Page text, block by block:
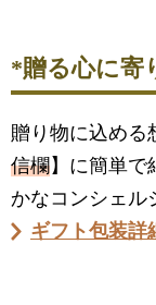
*贈る心に寄
贈り物に込める
信欄】に簡単で
かなコンシェル
ギフト包装詳